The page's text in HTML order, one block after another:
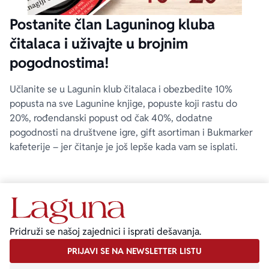
Postanite član Laguninog kluba
čitalaca i uživajte u brojnim
pogodnostima!
Učlanite se u Lagunin klub čitalaca i obezbedite 10%
popusta na sve Lagunine knjige, popuste koji rastu do
20%, rođendanski popust od čak 40%, dodatne
pogodnosti na društvene igre, gift asortiman i Bukmarker
kafeterije – jer čitanje je još lepše kada vam se isplati.
Pridruži se našoj zajednici i isprati dešavanja.
PRIJAVI SE NA NEWSLETTER LISTU